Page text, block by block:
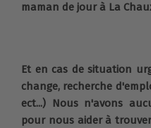
maman de jour à La
Et en cas de situation
change, recherche
ect...) Nous n'avons
pour nous aider à